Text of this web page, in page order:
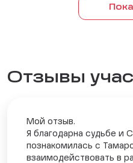
Отзывы
Мой отзыв.
Я благодарна судьбе и
познакомилась с
взаимодействовать в